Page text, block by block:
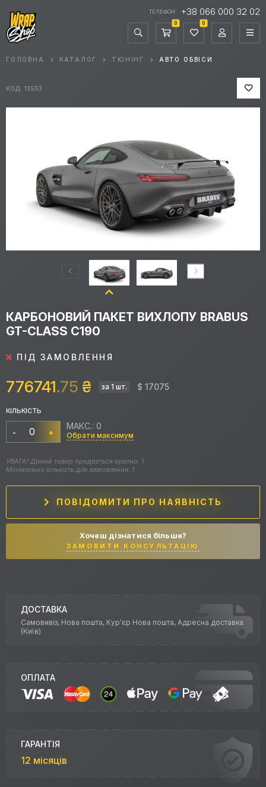
ТЕЛЕФОН +38 066 000 32 02
0 0
ГОЛОВНА КАТАЛОГ ТЮНІНГ АВТО ОБВІСИ
КАРБОНОВИЙ ПАКЕТ ВИХЛОПУ BRABUS
GT-CLASS C190
ПІД ЗАМОВЛЕННЯ
776741.75 ₴ за 1 шт. $ 17075
КІЛЬКІСТЬ
- +
МАКС.: 0
Обрати максимум
УВАГА! Даний товар продається кратно: 1
Мінімальна кількість для замовлення: 1
ПОВІДОМИТИ ПРО НАЯВНІСТЬ
Хочеш дізнатися більше?
ЗАМОВИТИ КОНСУЛЬТАЦІЮ
ДОСТАВКА
Самовивіз, Нова пошта, Кур'єр Нова пошта, Адресна доставка
(Київ)
ОПЛАТА
ГАРАНТІЯ
12 місяців
КОД: 13553